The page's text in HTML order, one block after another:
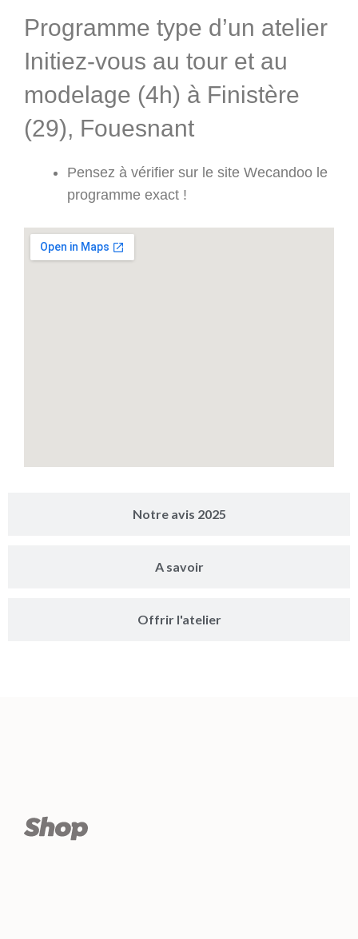
Notre avis 2025
A savoir
Offrir l'atelier
Programme type d’un atelier
Initiez-vous au tour et au
modelage (4h) à Finistère
(29), Fouesnant
Pensez à vérifier sur le site Wecandoo le
programme exact !